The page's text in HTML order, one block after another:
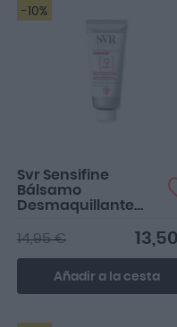
-10%
Desmaquilla perfecto
pestañas waterproof!!
en...
Svr Sensifine
Bálsamo
Desmaquillante
14,95 €
Añadir a la cesta